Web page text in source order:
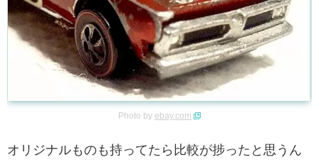
Photo by ebay.com
オリジナルものも持ってたら比較が捗ったと思うん